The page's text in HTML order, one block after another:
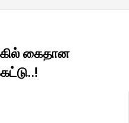
கைதான